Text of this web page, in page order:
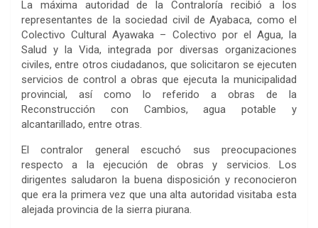
La máxima autoridad de la Contraloría recibió a los
representantes de la sociedad civil de Ayabaca, como el
Colectivo Cultural Ayawaka – Colectivo por el Agua, la
Salud y la Vida, integrada por diversas organizaciones
civiles, entre otros ciudadanos, que solicitaron se ejecuten
servicios de control a obras que ejecuta la municipalidad
provincial, así como lo referido a obras de la
Reconstrucción con Cambios, agua potable y
alcantarillado, entre otras.
El contralor general escuchó sus preocupaciones
respecto a la ejecución de obras y servicios. Los
dirigentes saludaron la buena disposición y reconocieron
que era la primera vez que una alta autoridad visitaba esta
alejada provincia de la sierra piurana.